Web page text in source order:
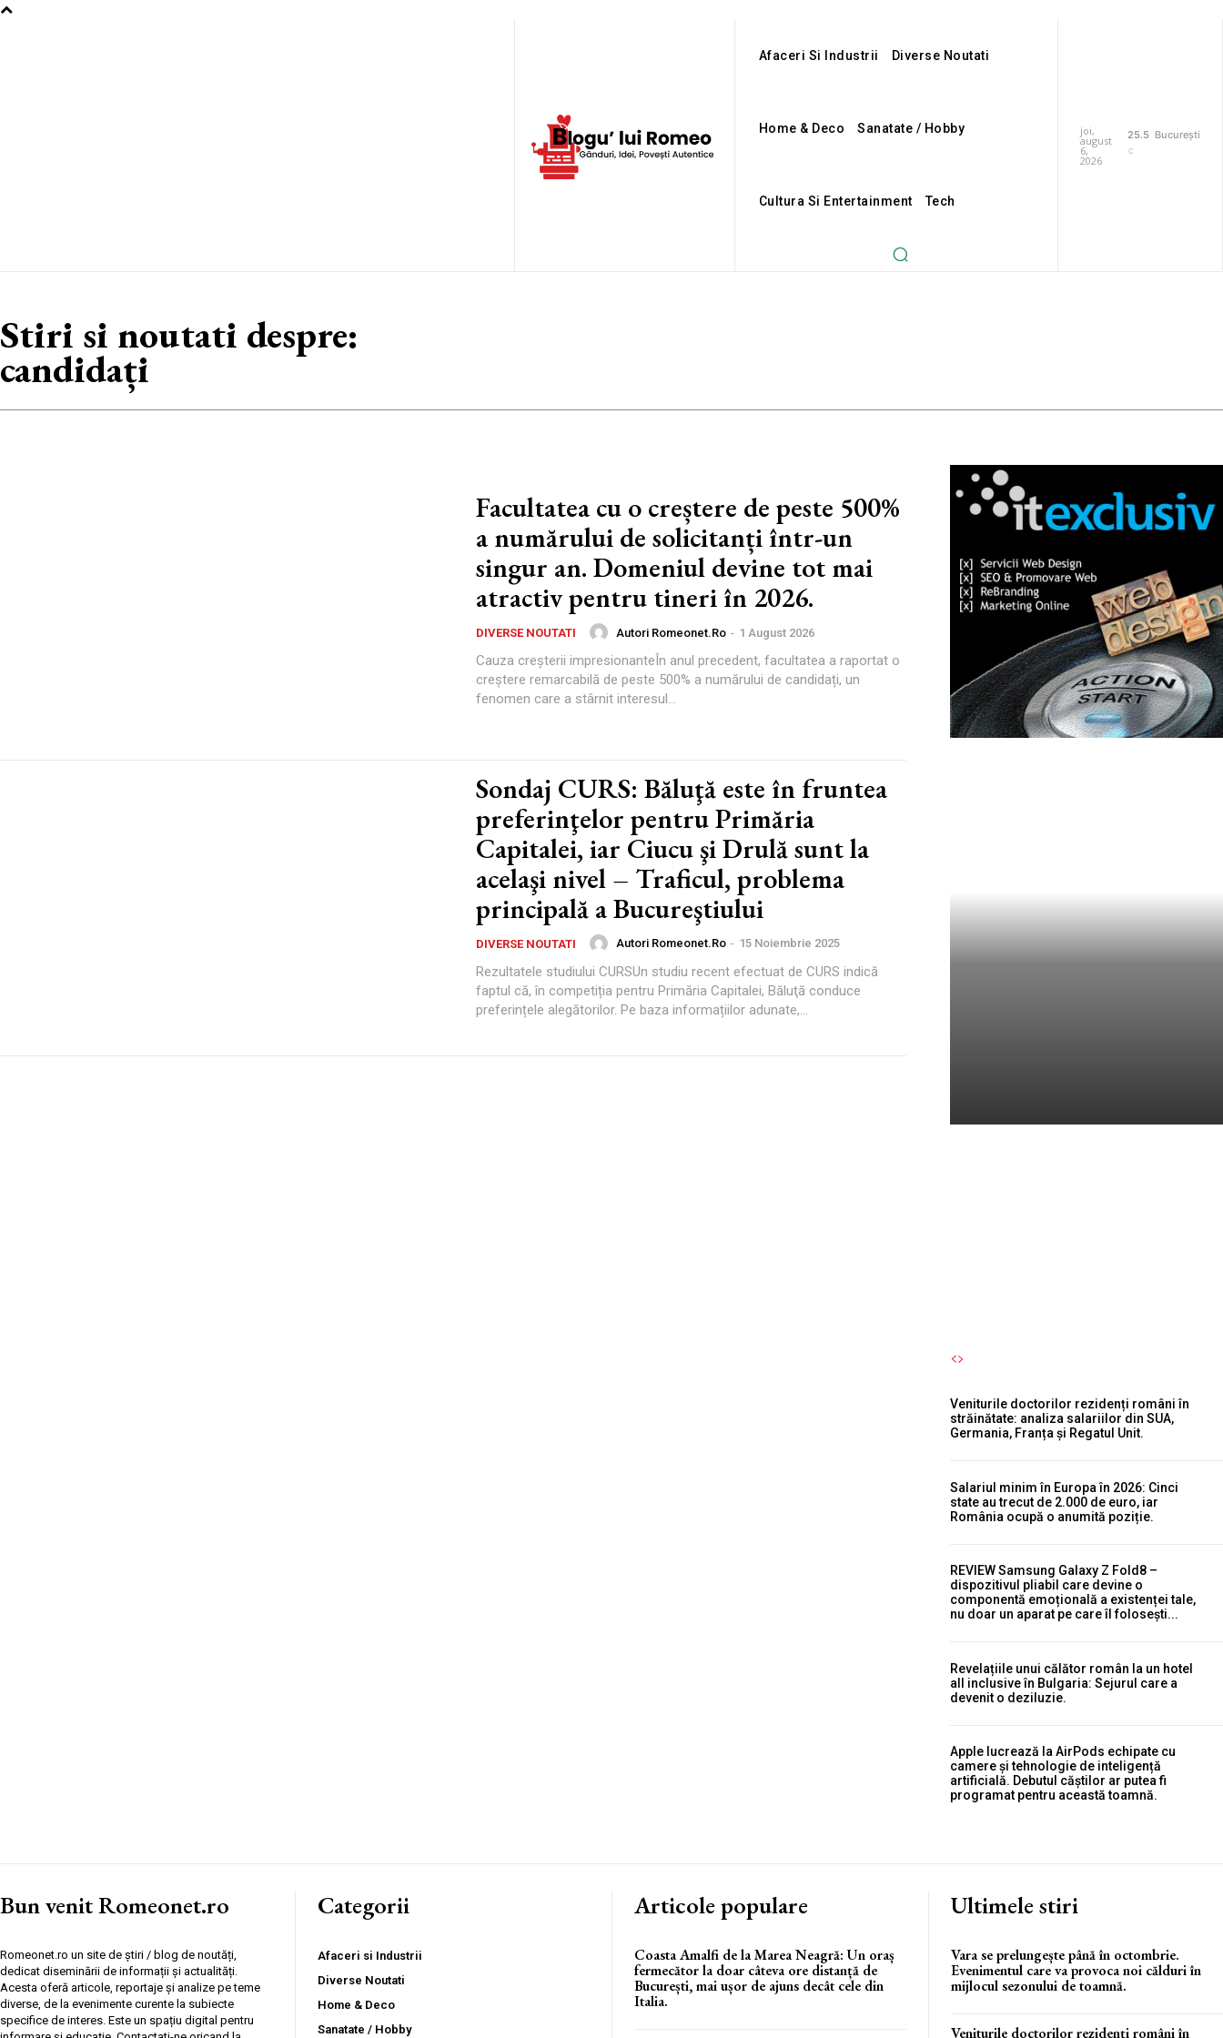
Afaceri Si Industrii Diverse Noutati
Home & Deco Sanatate / Hobby
Cultura Si Entertainment Tech
joi,
august
6,
2026
25.5
C
București
Stiri si noutati despre:
candidați
Facultatea cu o creștere de peste 500%
a numărului de solicitanți într-un
singur an. Domeniul devine tot mai
atractiv pentru tineri în 2026.
DIVERSE NOUTATI Autori Romeonet.ro - 1 August 2026
Cauza creșterii impresionanteÎn anul precedent, facultatea a raportat o
creștere remarcabilă de peste 500% a numărului de candidați, un
fenomen care a stârnit interesul...
Sondaj CURS: Băluţă este în fruntea
preferinţelor pentru Primăria
Capitalei, iar Ciucu şi Drulă sunt la
acelaşi nivel – Traficul, problema
principală a Bucureştiului
DIVERSE NOUTATI Autori Romeonet.ro - 15 Noiembrie 2025
Rezultatele studiului CURSUn studiu recent efectuat de CURS indică
faptul că, în competiția pentru Primăria Capitalei, Băluţă conduce
preferințele alegătorilor. Pe baza informațiilor adunate,...
Veniturile doctorilor rezidenți români în
străinătate: analiza salariilor din SUA,
Germania, Franța și Regatul Unit.
Salariul minim în Europa în 2026: Cinci
state au trecut de 2.000 de euro, iar
România ocupă o anumită poziție.
REVIEW Samsung Galaxy Z Fold8 –
dispozitivul pliabil care devine o
componentă emoțională a existenței tale,
nu doar un aparat pe care îl folosești...
Revelațiile unui călător român la un hotel
all inclusive în Bulgaria: Sejurul care a
devenit o deziluzie.
Apple lucrează la AirPods echipate cu
camere și tehnologie de inteligență
artificială. Debutul căștilor ar putea fi
programat pentru această toamnă.
Bun venit Romeonet.ro
Romeonet.ro un site de știri / blog de noutăți,
dedicat diseminării de informații și actualități.
Acesta oferă articole, reportaje și analize pe teme
diverse, de la evenimente curente la subiecte
specifice de interes. Este un spațiu digital pentru
Categorii
Afaceri si Industrii
Diverse Noutati
Home & Deco
Sanatate / Hobby
Articole populare
Coasta Amalfi de la Marea Neagră: Un oraș
fermecător la doar câteva ore distanță de
București, mai ușor de ajuns decât cele din
Italia.
Ultimele stiri
Vara se prelungește până în octombrie.
Evenimentul care va provoca noi călduri în
mijlocul sezonului de toamnă.
Veniturile doctorilor rezidenți români în